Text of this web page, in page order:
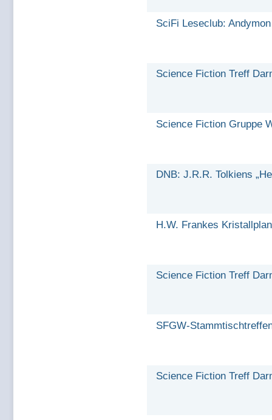
SciFi Leseclub:
Science Fiction Treff
Science Fiction Gruppe
DNB: J.R.R. Tolkiens
H.W. Frankes
Science Fiction Treff
SFGW-
Science Fiction Treff